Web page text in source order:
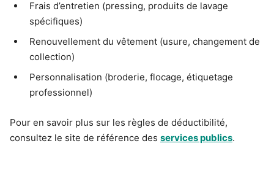
Frais d’entretien (pressing, produits de lavage
spécifiques)
Renouvellement du vêtement (usure, changement de
collection)
Personnalisation (broderie, flocage, étiquetage
professionnel)
Pour en savoir plus sur les règles de déductibilité,
consultez le site de référence des services publics.